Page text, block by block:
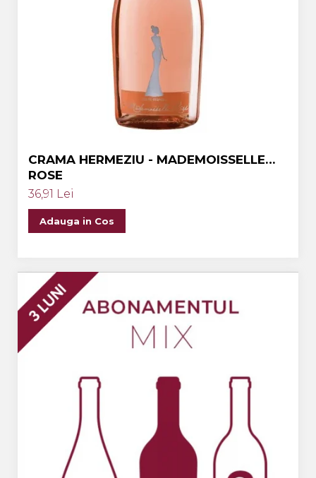
CRAMA HERMEZIU - MADEMOISSELLE
ROSE
36,91 Lei
Adauga in Cos